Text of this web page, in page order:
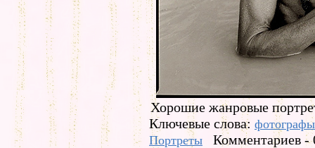
Хорошие жанровые
Ключевые слова: фотографы
Портреты
Комментариев -